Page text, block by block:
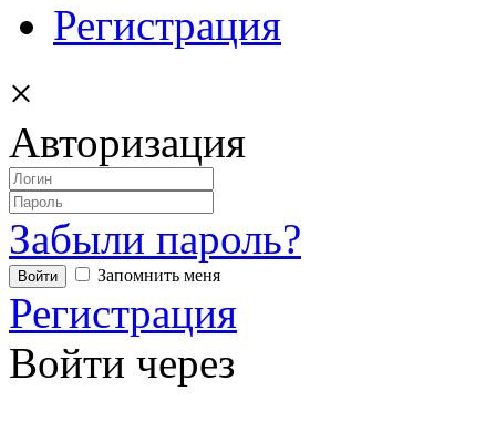
Регистрация
×
Авторизация
Забыли пароль?
Запомнить меня
Регистрация
Войти через